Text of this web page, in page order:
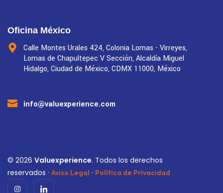
Oficina México
Calle Montes Urales 424, Colonia Lomas - Virreyes,
Lomas de Chapultepec V Sección, Alcaldía Miguel
Hidalgo, Ciudad de México, CDMX 11000, México
info@valuexperience.com
© 2026 Valuexperience. Todos los derechos
reservados · Aviso Legal · Política de Privacidad